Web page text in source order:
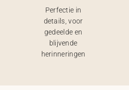
Perfectie in
details, voor
gedeelde en
blijvende
herinneringen